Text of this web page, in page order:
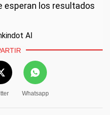
esperan los resultados
AI
Whatsapp